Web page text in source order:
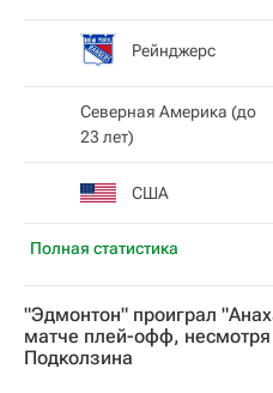
Полная статистика
Рейнджерс
Северная Америка (до
23 лет)
США
"Эдмонтон" проиграл
матче плей-офф, несмотря
Подколзина